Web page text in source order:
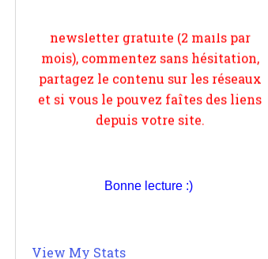
depuis votre site.
Bonne lecture :)
View My Stats